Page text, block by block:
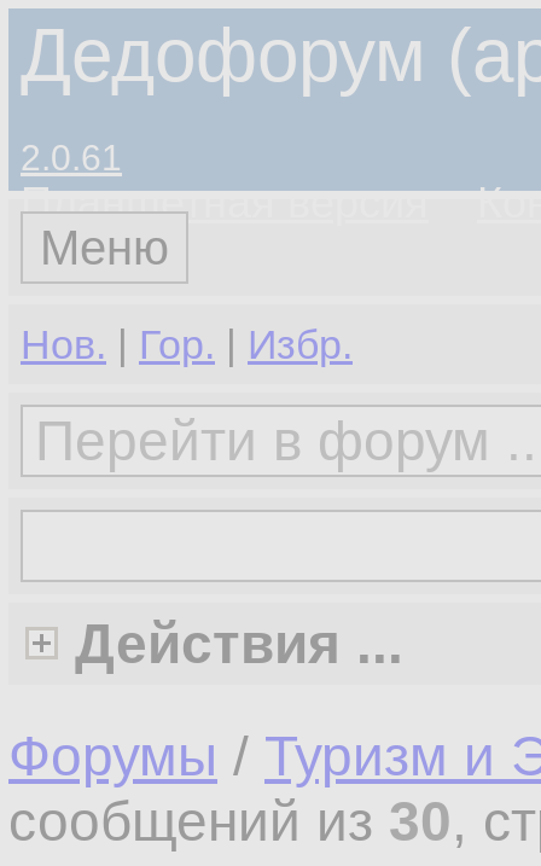
Дедофорум
2.0.61
Планшетная версия
Меню
Нов. | Гор. | Избр.
Действия ...
Форумы / Туризм и
сообщений из 30,